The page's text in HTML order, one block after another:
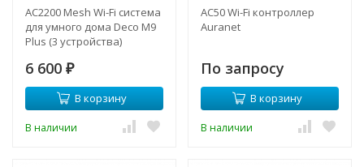
AC2200 Mesh Wi-Fi система
для умного дома Deco M9
Plus (3 устройства)
6 600 ₽
В корзину
В наличии
AC50 Wi-Fi контроллер
Auranet
По запросу
В корзину
В наличии